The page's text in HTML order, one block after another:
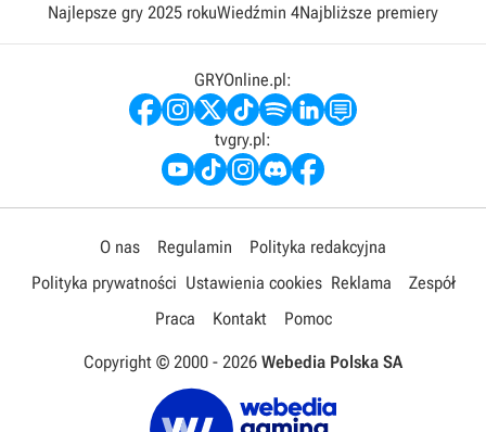
Najlepsze gry 2025 rokuWiedźmin 4Najbliższe premiery
GRYOnline.pl:
tvgry.pl:
O nas Regulamin
Polityka redakcyjna
Polityka prywatności Ustawienia cookies Reklama
Zespół
Praca
Kontakt Pomoc
Copyright © 2000 - 2026 Webedia Polska SA